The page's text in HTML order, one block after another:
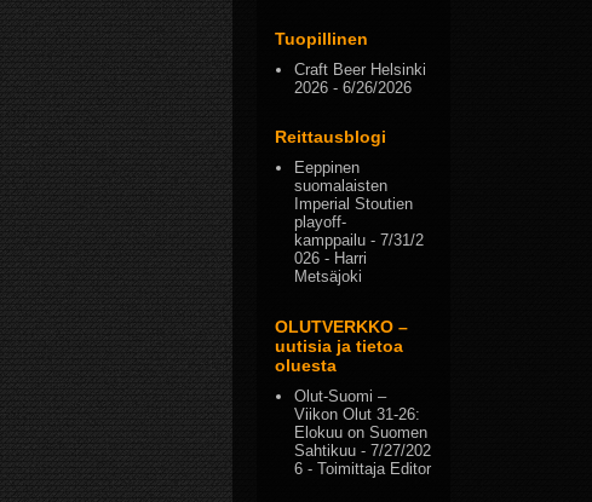
Tuopillinen
Craft Beer Helsinki
2026 - 6/26/2026
Reittausblogi
Eeppinen
suomalaisten
Imperial Stoutien
playoff-
kamppailu - 7/31/2
026 - Harri
Metsäjoki
OLUTVERKKO –
uutisia ja tietoa
oluesta
Olut-Suomi –
Viikon Olut 31-26:
Elokuu on Suomen
Sahtikuu - 7/27/202
6 - Toimittaja Editor